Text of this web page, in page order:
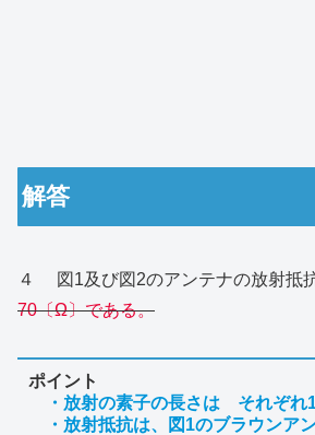
解答
４ 図1及び図2のアンテナの放射抵抗
70〔Ω〕である。
ポイント
・放射の素子の長さは それぞれ
・放射抵抗は、図1のブラウンア